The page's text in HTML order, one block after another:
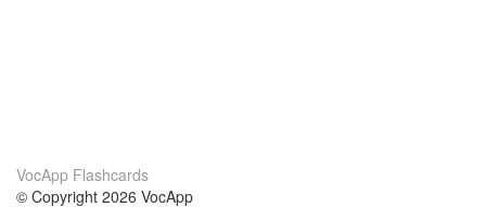
VocApp Flashcards
© Copyright 2026 VocApp